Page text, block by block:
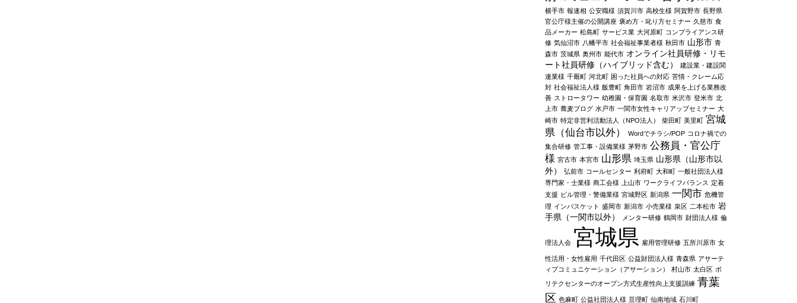
横手市 報連相 公安職様 須賀川市 高校生様 阿賀野市 長野県
官公庁様主催の公開講座 褒め方・叱り方セミナー 久慈市 食
品メーカー 松島町 サービス業 大河原町 コンプライアンス研
修 気仙沼市 八幡平市 社会福祉事業者様 秋田市 山形市 青
森市 茨城県 奥州市 能代市 オンライン社員研修・リモ
ート社員研修（ハイブリッド含む）
建設業・建設関
連業様 千厩町 河北町 困った社員への対応 苦情・クレーム応
対 社会福祉法人様 飯豊町 角田市 岩沼市 成果を上げる業務改
善 ストロータワー 幼稚園・保育園 名取市 米沢市 登米市 北
上市 蕎麦ブログ 水戸市 一関市女性キャリアップセミナー 大
崎市 特定非営利活動法人（NPO法人） 柴田町 美里町 宮城
県（仙台市以外）
Wordでチラシ/POP コロナ禍での
集合研修 管工事・設備業様 茅野市 公務員・官公庁
様 宮古市 本宮市 山形県 埼玉県 山形県（山形市以
外）
弘前市 コールセンター 利府町 大和町 一般社団法人様
専門家・士業様 商工会様 上山市 ワークライフバランス 定着
支援 ビル管理・警備業様 宮城野区 新潟県 一関市 危機管
理 インバスケット 盛岡市 新潟市 小売業様 泉区 二本松市 岩
手県（一関市以外）
メンター研修 鶴岡市 財団法人様 倫
理法人会 宮城県 雇用管理研修 五所川原市 女
性活用・女性雇用 千代田区 公益財団法人様 青森県 アサーテ
ィブコミュニケーション（アサーション）
村山市 太白区 ポ
リテクセンターのオープン方式生産性向上支援訓練 青葉
区 色麻町 公益社団法人様 亘理町 仙南地域 石川町